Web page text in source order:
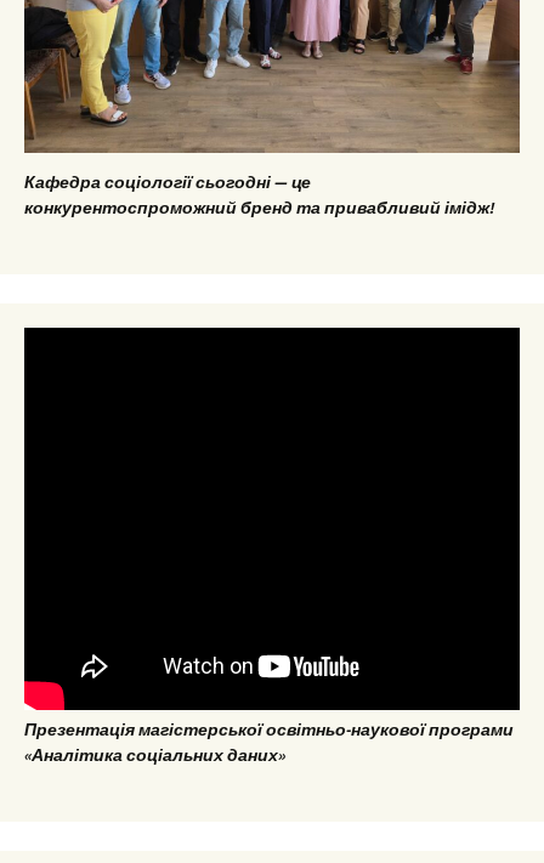
Кафедра соціології сьогодні — це
конкурентоспроможний бренд та привабливий імідж!
Презентація магістерської освітньо-наукової програми
«Аналітика соціальних даних»